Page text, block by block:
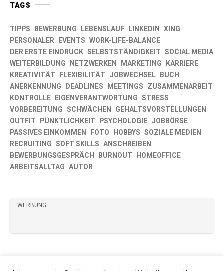
TAGS
TIPPS BEWERBUNG LEBENSLAUF LINKEDIN XING
PERSONALER EVENTS WORK-LIFE-BALANCE
DER ERSTE EINDRUCK SELBSTSTÄNDIGKEIT SOCIAL MEDIA
WEITERBILDUNG NETZWERKEN MARKETING KARRIERE
KREATIVITÄT FLEXIBILITÄT JOBWECHSEL BUCH
ANERKENNUNG DEADLINES MEETINGS ZUSAMMENARBEIT
KONTROLLE EIGENVERANTWORTUNG STRESS
VORBEREITUNG SCHWÄCHEN GEHALTSVORSTELLUNGEN
OUTFIT PÜNKTLICHKEIT PSYCHOLOGIE JOBBÖRSE
PASSIVES EINKOMMEN FOTO HOBBYS SOZIALE MEDIEN
RECRUITING SOFT SKILLS ANSCHREIBEN
BEWERBUNGSGESPRÄCH BURNOUT HOMEOFFICE
ARBEITSALLTAG AUTOR
WERBUNG